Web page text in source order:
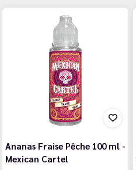
Ananas Fraise Pêche 100 ml -
Mexican Cartel